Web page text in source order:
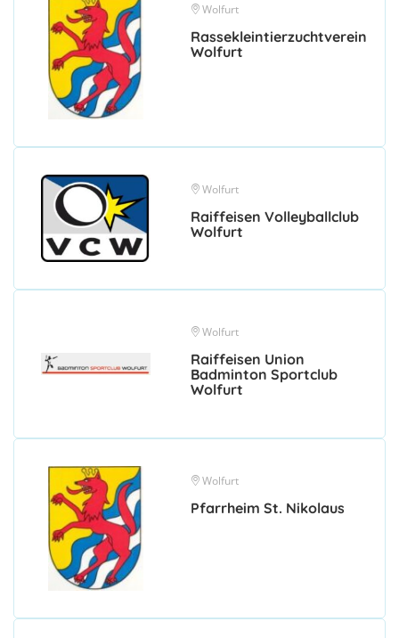
Wolfurt
Rassekleintierzuchtverein
Wolfurt
Wolfurt
Raiffeisen Volleyballclub
Wolfurt
Wolfurt
Raiffeisen Union
Badminton Sportclub
Wolfurt
Wolfurt
Pfarrheim St. Nikolaus